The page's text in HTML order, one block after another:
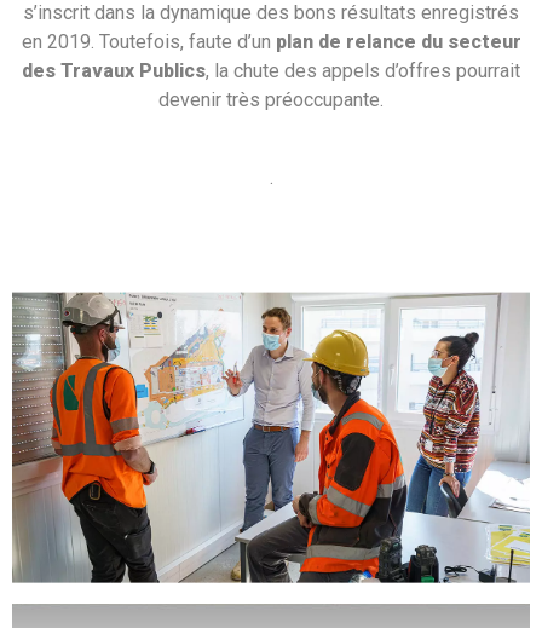
s’inscrit dans la dynamique des bons résultats enregistrés
en 2019. Toutefois, faute d’un plan de relance du secteur
des Travaux Publics, la chute des appels d’offres pourrait
devenir très préoccupante.
.